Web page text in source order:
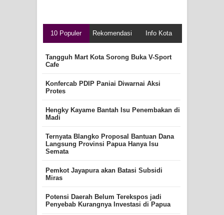
10 Populer Rekomendasi Info Kota
Tangguh Mart Kota Sorong Buka V-Sport
Cafe
Konfercab PDIP Paniai Diwarnai Aksi
Protes
Hengky Kayame Bantah Isu Penembakan di
Madi
Ternyata Blangko Proposal Bantuan Dana
Langsung Provinsi Papua Hanya Isu
Semata
Pemkot Jayapura akan Batasi Subsidi
Miras
Potensi Daerah Belum Terekspos jadi
Penyebab Kurangnya Investasi di Papua